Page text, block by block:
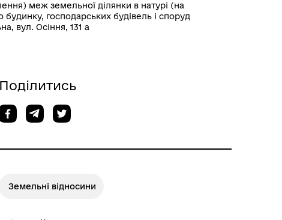
меж земельної ділянки в натурі (на
будинку, господарських будівель і споруд
вул. Осіння, 131 а
Поділитись
Земельні відносини